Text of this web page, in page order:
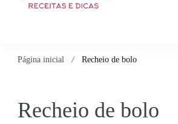
Página inicial Recheio de bolo
Recheio de bolo